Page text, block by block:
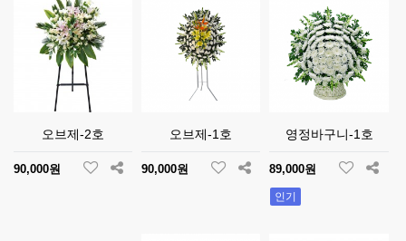
오브제-2호
90,000원
오브제-1호
90,000원
영정바구니-1호
89,000원
인기